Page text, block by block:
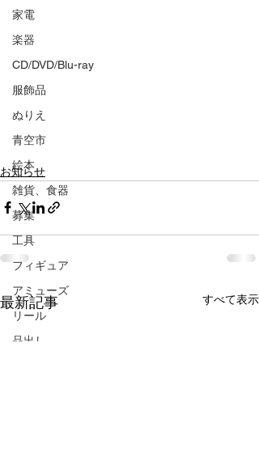
家電
楽器
CD/DVD/Blu-ray
服飾品
ぬりえ
青空市
絵本
雑貨、食器
募集
工具
フィギュア
アミューズ
リール
品出し
お知らせ
最新記事 すべて表示